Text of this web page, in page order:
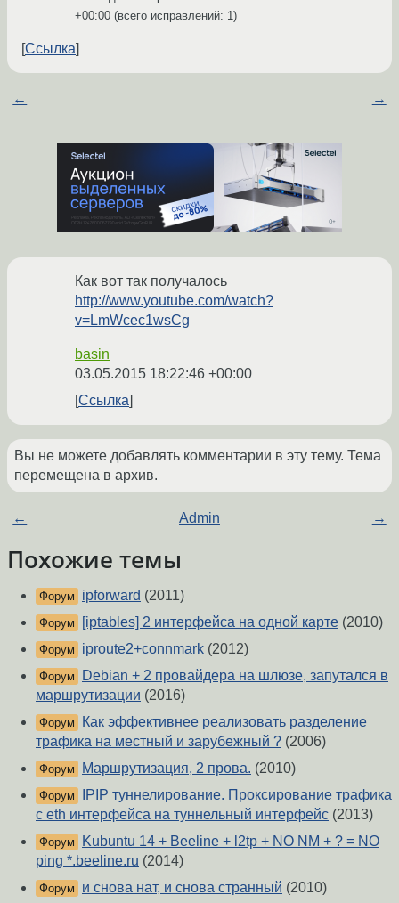
+00:00 (всего исправлений: 1)
Ссылка
← →
Как вот так получалось
http://www.youtube.com/watch?
v=LmWcec1wsCg
basin
03.05.2015 18:22:46 +00:00
Ссылка
Вы не можете добавлять комментарии в эту тему. Тема
перемещена в архив.
← Admin →
Похожие темы
Форум ipforward (2011)
Форум [iptables] 2 интерфейса на одной карте (2010)
Форум iproute2+connmark (2012)
Форум
Debian + 2 провайдера на шлюзе, запутался в
маршрутизации (2016)
Форум
Как эффективнее реализовать разделение
трафика на местный и зарубежный ? (2006)
Форум Маршрутизация, 2 прова. (2010)
Форум
IPIP туннелирование. Проксирование трафика
с eth интерфейса на туннельный интерфейс (2013)
Форум
Kubuntu 14 + Beeline + l2tp + NO NM + ? = NO
ping *.beeline.ru (2014)
Форум и снова нат, и снова странный (2010)